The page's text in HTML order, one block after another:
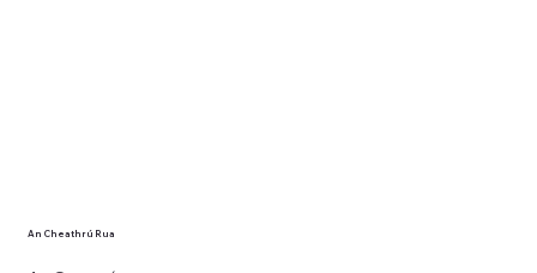
An Cheathrú Rua